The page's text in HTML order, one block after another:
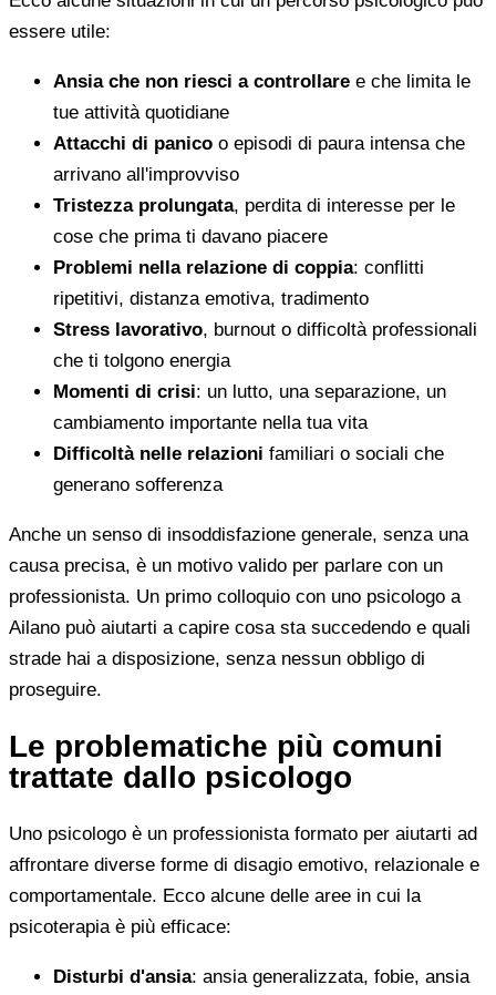
essere utile:
Ansia che non riesci a controllare e che limita le
tue attività quotidiane
Attacchi di panico o episodi di paura intensa che
arrivano all'improvviso
Tristezza prolungata, perdita di interesse per le
cose che prima ti davano piacere
Problemi nella relazione di coppia: conflitti
ripetitivi, distanza emotiva, tradimento
Stress lavorativo, burnout o difficoltà professionali
che ti tolgono energia
Momenti di crisi: un lutto, una separazione, un
cambiamento importante nella tua vita
Difficoltà nelle relazioni familiari o sociali che
generano sofferenza
Anche un senso di insoddisfazione generale, senza una
causa precisa, è un motivo valido per parlare con un
professionista. Un primo colloquio con uno psicologo a
Ailano può aiutarti a capire cosa sta succedendo e quali
strade hai a disposizione, senza nessun obbligo di
proseguire.
Le problematiche più comuni
trattate dallo psicologo
Uno psicologo è un professionista formato per aiutarti ad
affrontare diverse forme di disagio emotivo, relazionale e
comportamentale. Ecco alcune delle aree in cui la
psicoterapia è più efficace:
Disturbi d'ansia: ansia generalizzata, fobie, ansia